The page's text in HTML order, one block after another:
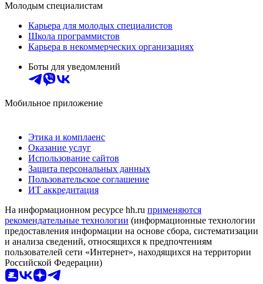
Молодым специалистам
Карьера для молодых специалистов
Школа программистов
Карьера в некоммерческих организациях
Боты для уведомлений
Мобильное приложение
Этика и комплаенс
Оказание услуг
Использование сайтов
Защита персональных данных
Пользовательское соглашение
ИТ аккредитация
На информационном ресурсе hh.ru применяются
рекомендательные технологии (информационные технологии
предоставления информации на основе сбора, систематизации
и анализа сведений, относящихся к предпочтениям
пользователей сети «Интернет», находящихся на территории
Российской Федерации)